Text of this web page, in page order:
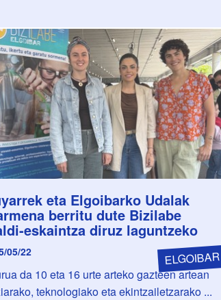
eta Elgoibarko Udalak
berritu dute Bizilabe
eskaintza diruz laguntzeko
05/22 ELGOIBAR
da 10 eta 16 urte arteko gazteen artean
teknologiako eta ekintzailetzarako ...